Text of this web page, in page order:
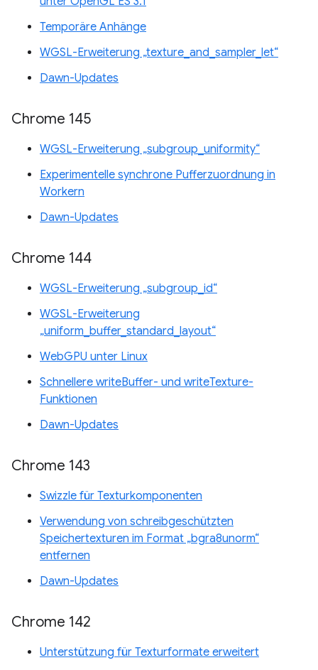
Temporäre Anhänge
WGSL-Erweiterung „texture_and_sampler_let“
Dawn-Updates
Chrome 145
WGSL-Erweiterung „subgroup_uniformity“
Experimentelle synchrone Pufferzuordnung in
Workern
Dawn-Updates
Chrome 144
WGSL-Erweiterung „subgroup_id“
WGSL-Erweiterung
„uniform_buffer_standard_layout“
WebGPU unter Linux
Schnellere writeBuffer- und writeTexture-
Funktionen
Dawn-Updates
Chrome 143
Swizzle für Texturkomponenten
Verwendung von schreibgeschützten
Speichertexturen im Format „bgra8unorm“
entfernen
Dawn-Updates
Chrome 142
Unterstützung für Texturformate erweitert